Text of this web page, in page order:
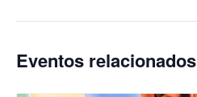
Eventos relacionados